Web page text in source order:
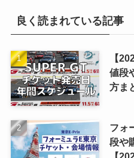
良く読まれている記事
【
値段
方ま
フォ
段や